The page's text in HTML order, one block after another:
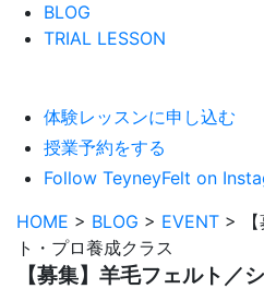
BLOG
TRIAL LESSON
体験レッスンに申し込む
授業予約をする
Follow TeyneyFelt on
HOME > BLOG > EVENT >
ト・プロ養成クラス
【募集】羊毛フェルト／